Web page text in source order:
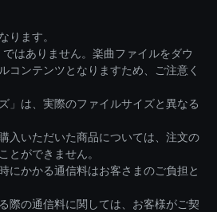
ります。
ではありません。楽曲ファイルをダウ
コンテンツとなりますため、ご注意く
」は、実際のファイルサイズと異なる
入いただいた商品については、注文の
とができません。
にかかる通信料はお客さまのご負担と
際の通信料に関しては、お客様がご契